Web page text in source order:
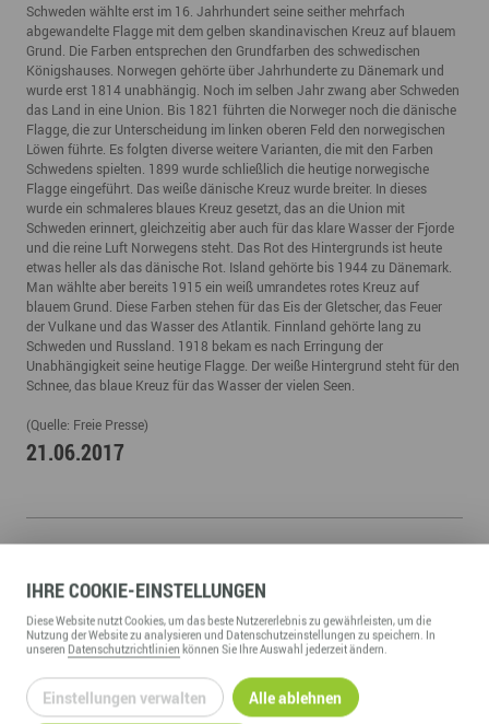
Schweden wählte erst im 16. Jahrhundert seine seither mehrfach
abgewandelte Flagge mit dem gelben skandinavischen Kreuz auf blauem
Grund. Die Farben entsprechen den Grundfarben des schwedischen
Königshauses. Norwegen gehörte über Jahrhunderte zu Dänemark und
wurde erst 1814 unabhängig. Noch im selben Jahr zwang aber Schweden
das Land in eine Union. Bis 1821 führten die Norweger noch die dänische
Flagge, die zur Unterscheidung im linken oberen Feld den norwegischen
Löwen führte. Es folgten diverse weitere Varianten, die mit den Farben
Schwedens spielten. 1899 wurde schließlich die heutige norwegische
Flagge eingeführt. Das weiße dänische Kreuz wurde breiter. In dieses
wurde ein schmaleres blaues Kreuz gesetzt, das an die Union mit
Schweden erinnert, gleichzeitig aber auch für das klare Wasser der Fjorde
und die reine Luft Norwegens steht. Das Rot des Hintergrunds ist heute
etwas heller als das dänische Rot. Island gehörte bis 1944 zu Dänemark.
Man wählte aber bereits 1915 ein weiß umrandetes rotes Kreuz auf
blauem Grund. Diese Farben stehen für das Eis der Gletscher, das Feuer
der Vulkane und das Wasser des Atlantik. Finnland gehörte lang zu
Schweden und Russland. 1918 bekam es nach Erringung der
Unabhängigkeit seine heutige Flagge. Der weiße Hintergrund steht für den
Schnee, das blaue Kreuz für das Wasser der vielen Seen.
(Quelle: Freie Presse)
21.06.2017
ZURÜCK ZUR ÜBERSICHT
IHRECOOKIE-EINSTELLUNGEN
DieseWebsitenutzt Cookies, um das beste Nutzererlebnis zu gewährleisten, um die
Nutzung derWebsitezu analysieren und Datenschutzeinstellungen zu speichern. In
unseren Datenschutzrichtlinien können Sie Ihre Auswahl jederzeit ändern.
Einstellungen verwalten Alle ablehnen